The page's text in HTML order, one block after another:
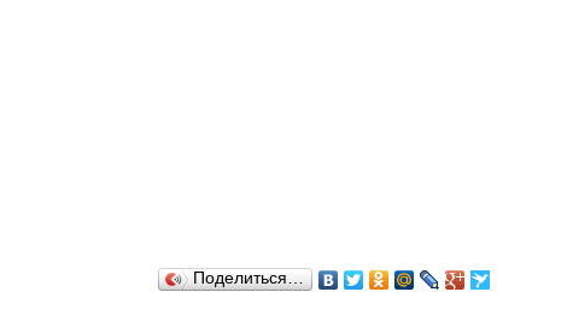
Поделиться…